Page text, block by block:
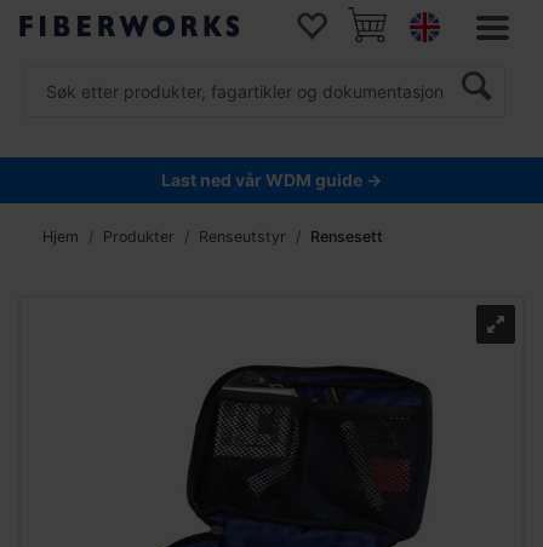
Last ned vår WDM guide →
Hjem Produkter Renseutstyr Rensesett